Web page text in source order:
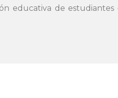
educativa de estudiantes